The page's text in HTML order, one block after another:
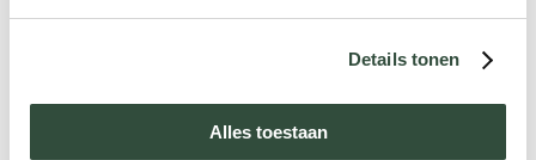
Details tonen
Alles toestaan
belangrijk element van meervoudige
waardecreatie. Je doelstellingen moeten